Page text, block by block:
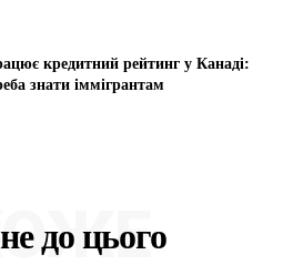
кредитний рейтинг у Канаді:
знати іммігрантам
до цього